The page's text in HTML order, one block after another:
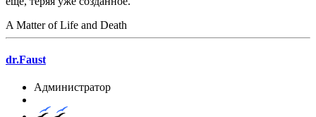
A Matter of Life and Death
dr.Faust
Администратор